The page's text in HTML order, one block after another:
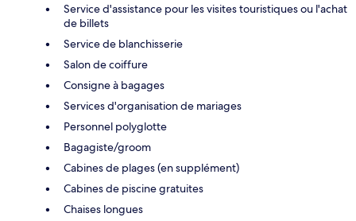
Service d'assistance pour les visites touristiques ou l'achat
de billets
Service de blanchisserie
Salon de coiffure
Consigne à bagages
Services d'organisation de mariages
Personnel polyglotte
Bagagiste/groom
Cabines de plages (en supplément)
Cabines de piscine gratuites
Chaises longues